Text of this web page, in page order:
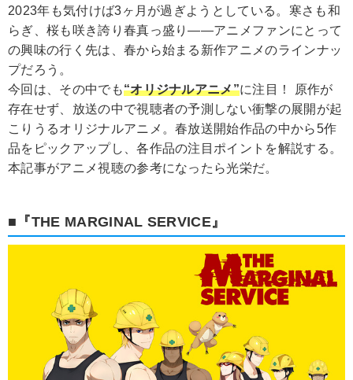
2023年も気付けば3ヶ月が過ぎようとしている。寒さも和
らぎ、桜も咲き誇り春真っ盛り――アニメファンにとって
の興味の行く先は、春から始まる新作アニメのラインナッ
プだろう。
今回は、その中でも“オリジナルアニメ”に注目！ 原作が
存在せず、放送の中で視聴者の予測しない衝撃の展開が起
こりうるオリジナルアニメ。春放送開始作品の中から5作
品をピックアップし、各作品の注目ポイントを解説する。
本記事がアニメ視聴の参考になったら光栄だ。
■『THE MARGINAL SERVICE』